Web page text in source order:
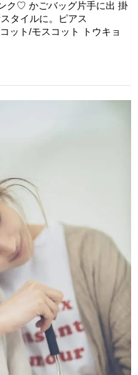
ク♡ かごバッグ片手に出 掛
タイルに。ピアス
ット/モスコット トウキョ